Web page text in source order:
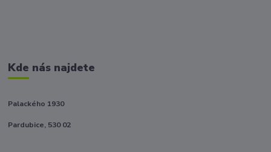
Kde nás najdete
Palackého 1930
Pardubice, 530 02